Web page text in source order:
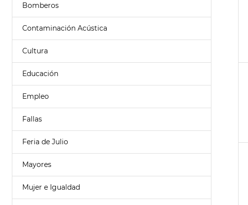
Bomberos
Contaminación Acústica
Cultura
Educación
Empleo
Fallas
Feria de Julio
Mayores
Mujer e Igualdad